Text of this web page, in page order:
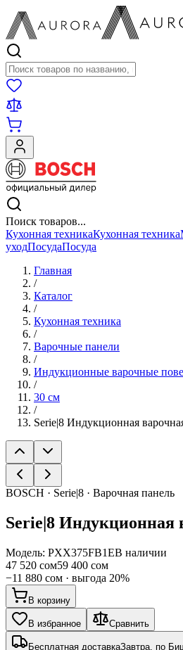
Поиск товаров
Поиск товаров...
Кухонная техникаКухонная техника
уходПосудаПосуда
Главная
/
Каталог
/
Кухонная техника
/
Варочные панели
/
Индукционные варочные
/
30 см
/
Serie|8 Индукционная
BOSCH · Serie|8 · Варочная панель
Serie|8 Индукционная
Модель: PXX375FB1EВ наличии
47 520 сом59 400 сом
−11 880 сом · выгода 20%
В корзину
В избранное Сравнить
Бесплатная доставкаЗавтра, по